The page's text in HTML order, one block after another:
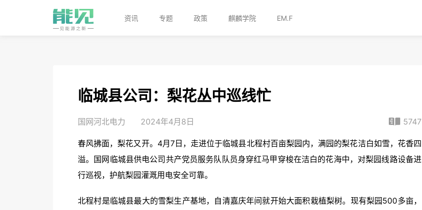
资讯 专题 政策 麒麟学院 EM.F
临城县公司：梨花丛中巡线忙
国网河北电力 2024年4月8日 5747
春风拂面，梨花又开。4月7日，走进位于临城县北程村百亩梨园内，满园的梨花洁白如雪，花香四
溢。国网临城县供电公司共产党员服务队队员身穿红马甲穿梭在洁白的花海中，对梨园线路设备进
行巡视，护航梨园灌溉用电安全可靠。
北程村是临城县最大的雪梨生产基地，自清嘉庆年间就开始大面积栽植梨树。现有梨园500多亩，